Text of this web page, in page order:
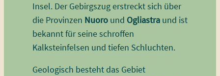
Insel. Der Gebirgszug erstreckt sich über
die Provinzen Nuoro und Ogliastraund ist
bekannt für seine schroffen
Kalksteinfelsen und tiefen Schluchten.
Geologisch besteht das Gebiet